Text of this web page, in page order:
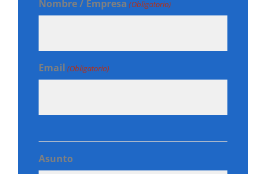
Nombre / Empresa (Obligatorio)
Email (Obligatorio)
Asunto